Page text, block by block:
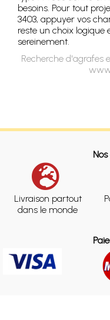
besoins. Pour tout
3403, appuyer vos
reste un choix
sereinement.
Recherche d'agrafes
Livraison partout
dans le monde